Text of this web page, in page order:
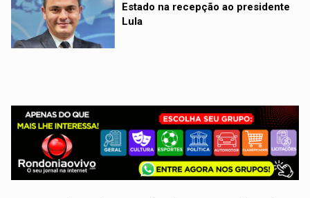
Estado na recepção ao presidente
Lula